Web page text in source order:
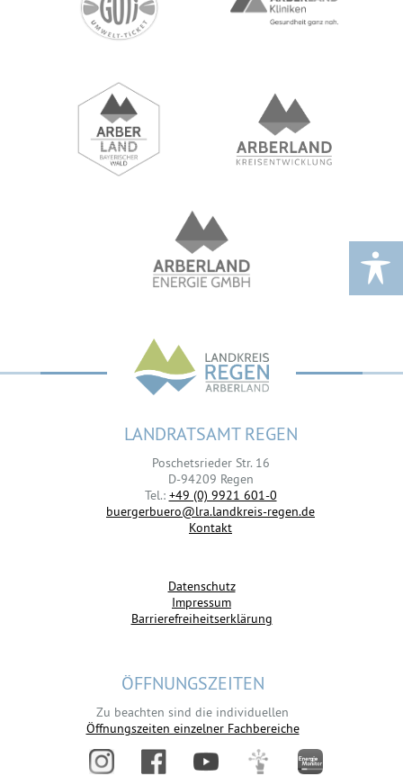
LANDRATSAMT REGEN
Poschetsrieder Str. 16
D-94209 Regen
Tel.: +49 (0) 9921 601-0
buergerbuero@lra.landkreis-regen.de
Kontakt
Datenschutz
Impressum
Barrierefreiheitserklärung
ÖFFNUNGSZEITEN
Zu beachten sind die individuellen
Öffnungszeiten einzelner Fachbereiche